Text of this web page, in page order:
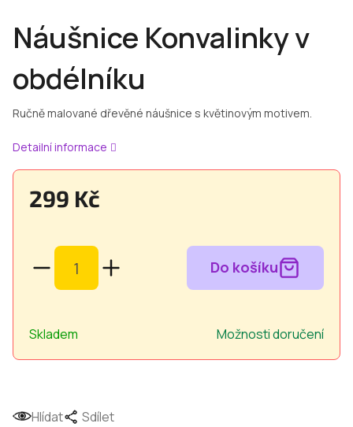
Náušnice Konvalinky v
obdélníku
Ručně malované dřevěné náušnice s květinovým motivem.
Detailní informace
Hlídat Sdílet
299 Kč
Skladem Možnosti doručení
je
0,0
5